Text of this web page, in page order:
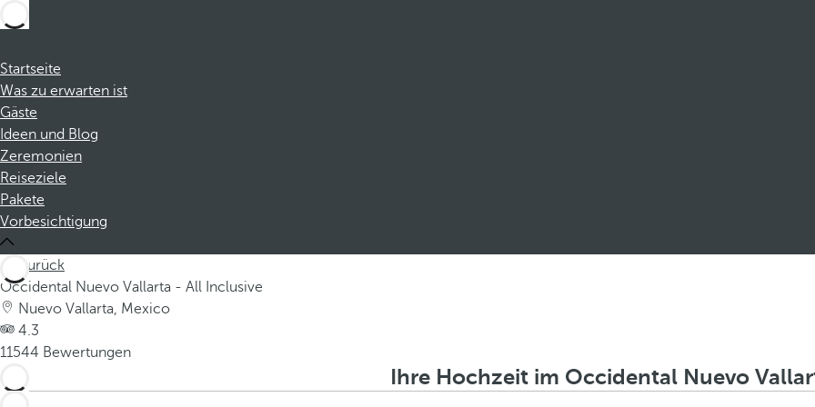
Startseite
Was zu erwarten ist
Gäste
Ideen und Blog
Zeremonien
Reiseziele
Pakete
Vorbesichtigung
Zurück
Occidental Nuevo Vallarta - All Inclusive
Nuevo Vallarta, Mexico
4.3
11544 Bewertungen
Ihre Hochzeit im Occidental Nuevo